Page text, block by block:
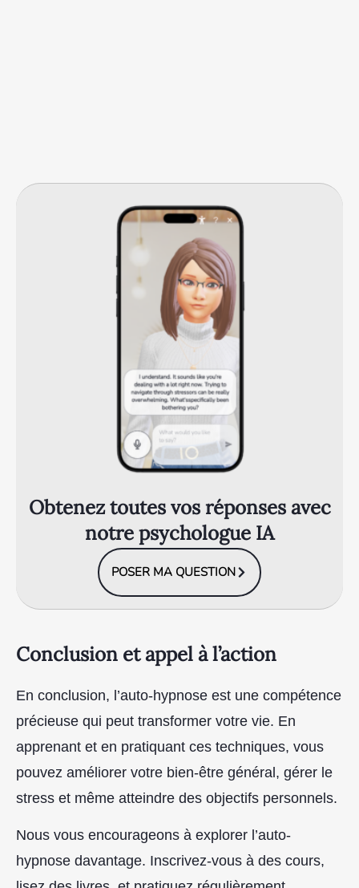
Obtenez toutes vos réponses avec
notre psychologue IA
POSER MA QUESTION
Conclusion et appel à l’action
En conclusion, l’auto-hypnose est une compétence
précieuse qui peut transformer votre vie. En
apprenant et en pratiquant ces techniques, vous
pouvez améliorer votre bien-être général, gérer le
stress et même atteindre des objectifs personnels.
Nous vous encourageons à explorer l’auto-
hypnose davantage. Inscrivez-vous à des cours,